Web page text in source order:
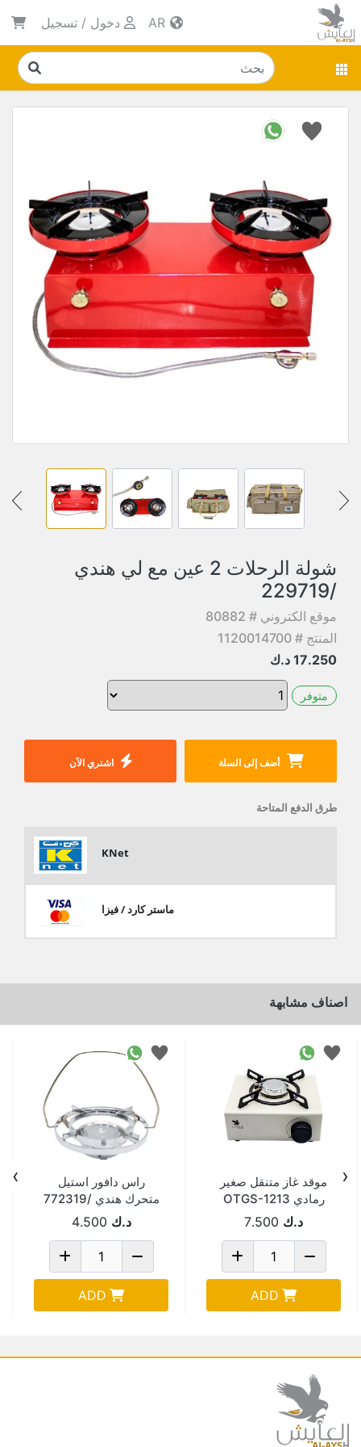
دخول / تسجيل
شولة الرحلات 2 عين مع لي هندي
/229719
موقع الكتروني # 80882
المنتج # 1120014700
17.250 د.ك
متوفر
أضف إلى السلة اشتري الآن
طرق الدفع المتاحة
KNet
ماستر كارد / فيزا
اصناف مشابهة
موقد غاز متنقل صغير
رمادي OTGS-1213
د.ك 7.500
ADD
راس دافور استيل
متحرك هندي /772319
د.ك 4.500
ADD
‹
›